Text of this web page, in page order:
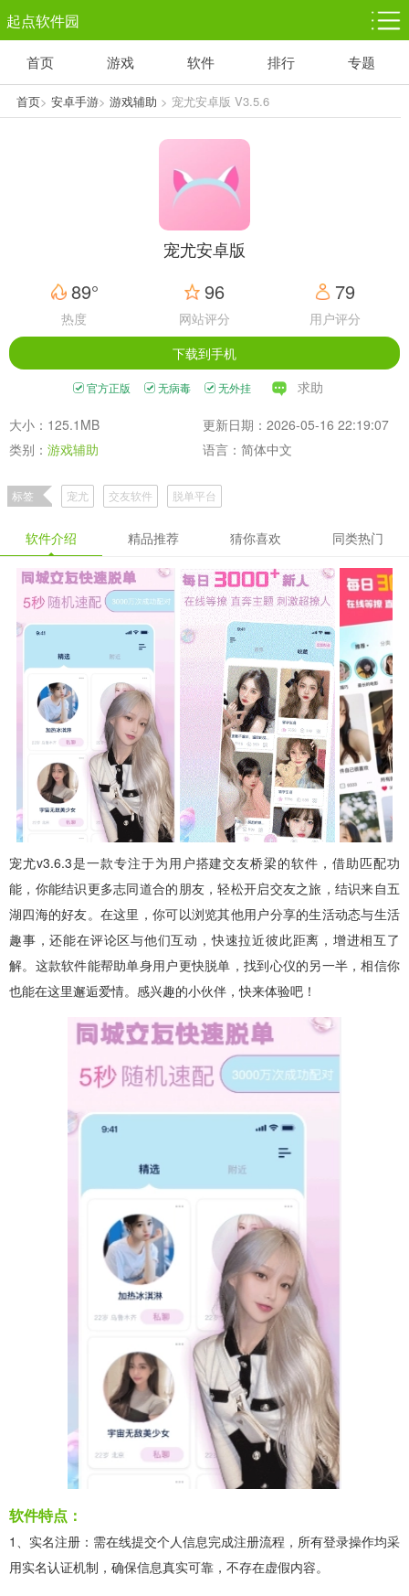
起点软件园
塔防游戏
1千+款游戏
休闲益智
1万+款游戏
体育竞技
5百+款游戏
赛车竞速
3百+款游戏
首页 游戏 软件 排行 专题
首页> 安卓手游> 游戏辅助 > 宠尤安卓版 V3.5.6
宠尤安卓版
89°
热度
96
网站评分
79
用户评分
下载到手机
官方正版 无病毒 无外挂 求助
大小：125.1MB
更新日期：2026-05-16 22:19:07
类别： 游戏辅助 语言：简体中文
标签 宠尤 交友软件 脱单平台
软件介绍 精品推荐 猜你喜欢 同类热门
宠尤v3.6.3是一款专注于为用户搭建交友桥梁的软件，借助匹配功
能，你能结识更多志同道合的朋友，轻松开启交友之旅，结识来自五
湖四海的好友。在这里，你可以浏览其他用户分享的生活动态与生活
趣事，还能在评论区与他们互动，快速拉近彼此距离，增进相互了
解。这款软件能帮助单身用户更快脱单，找到心仪的另一半，相信你
也能在这里邂逅爱情。感兴趣的小伙伴，快来体验吧！
软件特点：
1、实名注册：需在线提交个人信息完成注册流程，所有登录操作均采
用实名认证机制，确保信息真实可靠，不存在虚假内容。